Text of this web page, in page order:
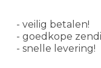
- veilig betalen!
- goedkope
- snelle levering!